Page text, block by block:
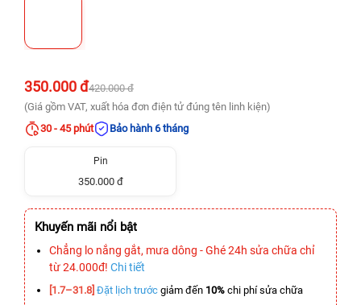
350.000 đ420.000 đ
(Giá gồm VAT, xuất hóa đơn điện tử đúng tên linh kiện)
30 - 45 phút
Bảo hành 6 tháng
Pin
350.000 đ
Khuyến mãi nổi bật
Chẳng lo nắng gắt, mưa dông - Ghé 24h sửa chữa chỉ
từ 24.000đ! Chi tiết
[1.7–31.8] Đặt lịch trước giảm đến 10% chi phí sửa chữa